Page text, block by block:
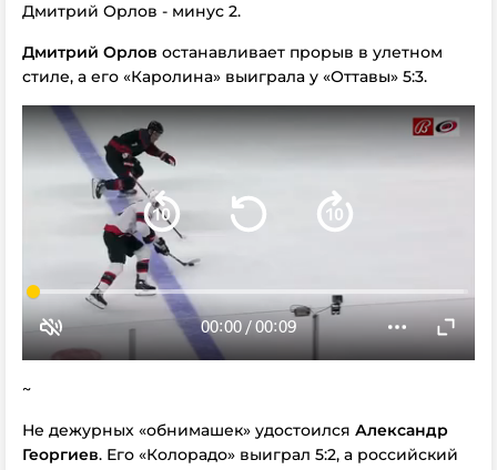
Дмитрий Орлов - минус 2.
Дмитрий Орлов останавливает прорыв в улетном
стиле, а его «Каролина» выиграла у «Оттавы» 5:3.
~
Не дежурных «обнимашек» удостоился Александр
Георгиев. Его «Колорадо» выиграл 5:2, а российский